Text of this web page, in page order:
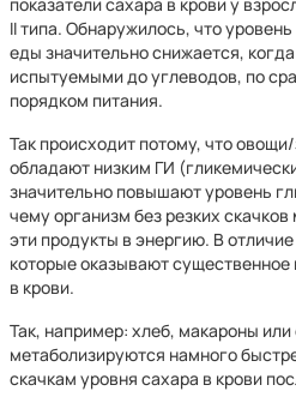
II типа. Обнаружилось, что
еды значительно снижается,
испытуемыми до углеводов, по
порядком питания.
Так происходит потому, что
обладают низким ГИ
значительно повышают уровень
чему организм без резких
эти продукты в энергию. В
которые оказывают существенное
в крови.
Так, например: хлеб, макароны
метаболизируются намного
скачкам уровня сахара в крови